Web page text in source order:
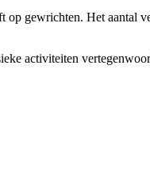
gewrichten. Het aantal
activiteiten